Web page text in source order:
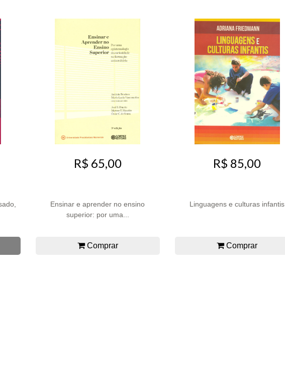
R$ 65,00
Ensinar e aprender no ensino
superior: por uma...
Comprar
R$ 85,00
Linguagens e culturas infantis
Comprar